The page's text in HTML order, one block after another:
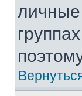
личные